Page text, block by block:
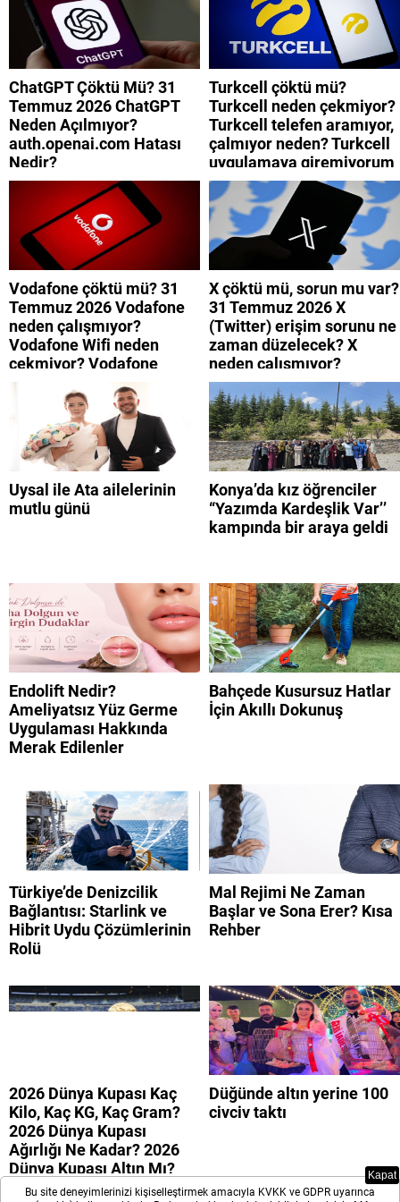
ChatGPT Çöktü Mü? 31
Temmuz 2026 ChatGPT
Neden Açılmıyor?
auth.openai.com Hatası
Nedir?
Turkcell çöktü mü?
Turkcell neden çekmiyor?
Turkcell telefen aramıyor,
çalmıyor neden? Turkcell
uygulamaya giremiyorum
neden? Turkcell internet
neden yavaş?
Vodafone çöktü mü? 31
Temmuz 2026 Vodafone
neden çalışmıyor?
Vodafone Wifi neden
çekmiyor? Vodafone
mobil uygulamaya neden
giremiyorum?
X çöktü mü, sorun mu var?
31 Temmuz 2026 X
(Twitter) erişim sorunu ne
zaman düzelecek? X
neden çalışmıyor?
Uysal ile Ata ailelerinin
mutlu günü
Konya’da kız öğrenciler
“Yazımda Kardeşlik Var’’
kampında bir araya geldi
Endolift Nedir?
Ameliyatsız Yüz Germe
Uygulaması Hakkında
Merak Edilenler
Bahçede Kusursuz Hatlar
İçin Akıllı Dokunuş
Türkiye’de Denizcilik
Bağlantısı: Starlink ve
Hibrit Uydu Çözümlerinin
Rolü
Mal Rejimi Ne Zaman
Başlar ve Sona Erer? Kısa
Rehber
2026 Dünya Kupası Kaç
Kilo, Kaç KG, Kaç Gram?
2026 Dünya Kupası
Ağırlığı Ne Kadar? 2026
Dünya Kupası Altın Mı?
Düğünde altın yerine 100
civciv taktı
Bu site deneyimlerinizi kişiselleştirmek amacıyla KVKK ve GDPR uyarınca
Kapat